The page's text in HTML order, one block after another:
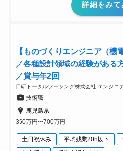
詳細をみて
【ものづくりエンジニア（機
／各種設計領域の経験がある
／賞与年2回
日研トータルソーシング株式会社 エンジニ
技術職
鹿児島県
350万円〜700万円
土日祝休み 平均残業20h以下